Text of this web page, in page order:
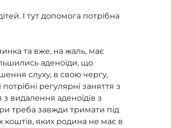
І тут допомога потрібна
та вже, на жаль, має
аденоїди, що
слуху, в свою чергу,
регулярні заняття з
видалення аденоїдів з
треба завжди тримати під
яких родина не має в